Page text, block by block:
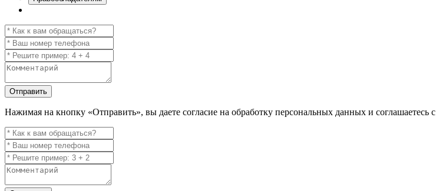
Отправить
Нажимая на кнопку «Отправить», вы даете согласие на обработку персональных данных и соглашаетесь с